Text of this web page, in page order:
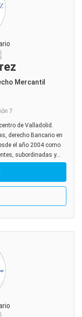
Mercantil
7
de Valladolid.
derecho Bancario en
el año 2004 como
subordinadas y...